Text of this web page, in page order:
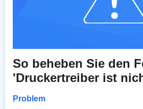
So beheben Sie den
'Druckertreiber ist
Problem